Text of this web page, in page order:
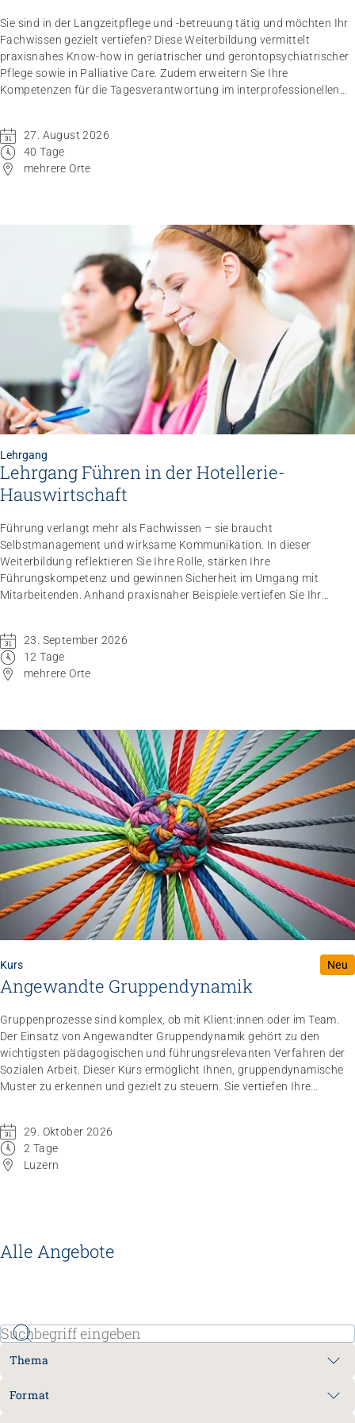
Impuls
psychologischen Symptomen bei Menschen mit
Demenz
20.08.2026 online
Sie sind in der Langzeitpflege und -betreuung tätig und möchten Ihr
Fachwissen gezielt vertiefen? Diese Weiterbildung vermittelt
praxisnahes Know-how in geriatrischer und gerontopsychiatrischer
Pflege sowie in Palliative Care. Zudem erweitern Sie Ihre
Kompetenzen für die Tagesverantwortung im interprofessionellen
27. August 2026
40 Tage
mehrere Orte
Lehrgang
Lehrgang Führen in der Hotellerie-
Hauswirtschaft
Führung verlangt mehr als Fachwissen – sie braucht
Selbstmanagement und wirksame Kommunikation. In dieser
Weiterbildung reflektieren Sie Ihre Rolle, stärken Ihre
Führungskompetenz und gewinnen Sicherheit im Umgang mit
Mitarbeitenden. Anhand praxisnaher Beispiele vertiefen Sie Ihr
23. September 2026
12 Tage
mehrere Orte
Kurs Neu
Angewandte Gruppendynamik
Gruppenprozesse sind komplex, ob mit Klient:innen oder im Team.
Der Einsatz von Angewandter Gruppendynamik gehört zu den
wichtigsten pädagogischen und führungsrelevanten Verfahren der
Sozialen Arbeit. Dieser Kurs ermöglicht Ihnen, gruppendynamische
Muster zu erkennen und gezielt zu steuern. Sie vertiefen Ihre
29. Oktober 2026
2 Tage
Luzern
Alle Angebote
Thema
Format